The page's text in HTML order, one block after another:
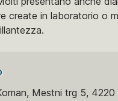
create in laboratorio o
Mestni trg 5,